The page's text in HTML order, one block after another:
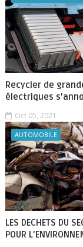
Recycler de
électriques
Oct 05, 2021
AUTOMOBILE
LES DECHETS DU
POUR